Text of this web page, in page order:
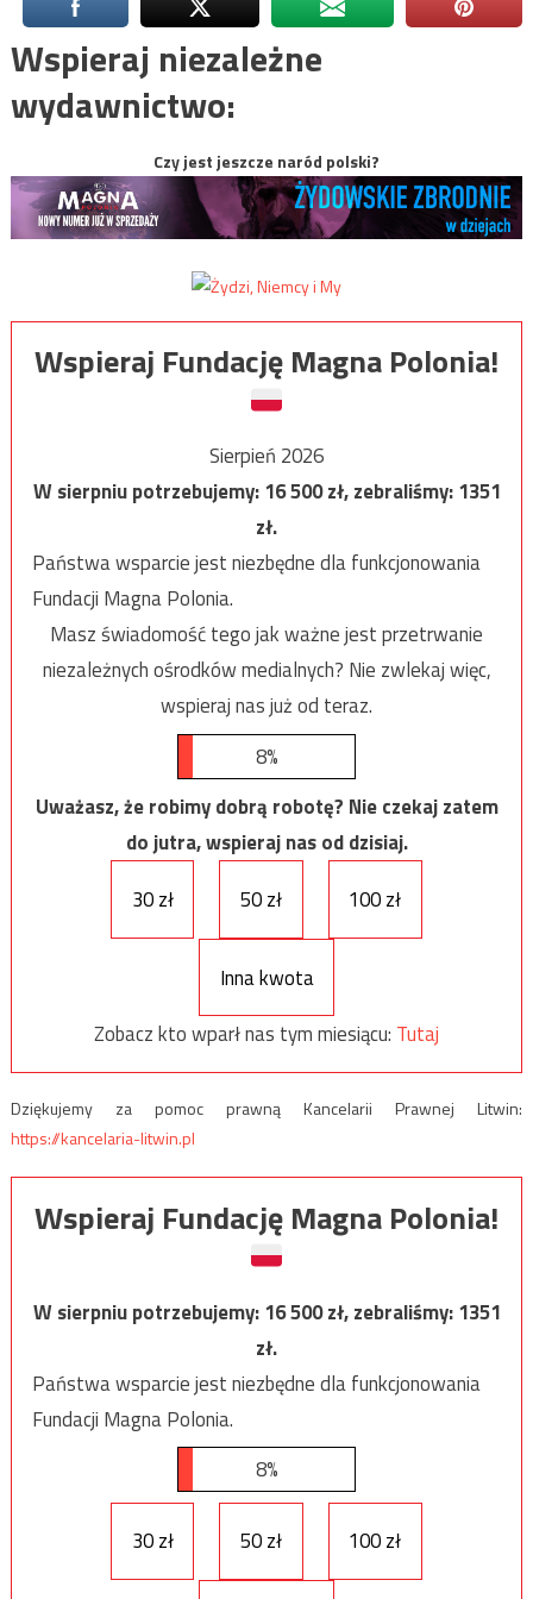
Wspieraj niezależne
wydawnictwo:
Czy jest jeszcze naród polski?
Wspieraj Fundację Magna Polonia!
Sierpień 2026
W sierpniu potrzebujemy:16 500zł, zebraliśmy:1351
zł.
Państwa wsparcie jest niezbędne dla funkcjonowania
Fundacji Magna Polonia.
Masz świadomość tego jak ważne jest przetrwanie
niezależnych ośrodków medialnych? Nie zwlekaj więc,
wspieraj nas już od teraz.
8%
Uważasz, że robimy dobrą robotę? Nie czekaj zatem
do jutra, wspieraj nas od dzisiaj.
30 zł
50 zł 100 zł
Inna kwota
Zobacz kto wparł nas tym miesiącu: Tutaj
Dziękujemy za pomoc prawną Kancelarii Prawnej Litwin:
https://kancelaria-litwin.pl
Wspieraj Fundację Magna Polonia!
W sierpniu potrzebujemy:16 500zł, zebraliśmy:1351
zł.
Państwa wsparcie jest niezbędne dla funkcjonowania
Fundacji Magna Polonia.
8%
30 zł 50 zł 100 zł